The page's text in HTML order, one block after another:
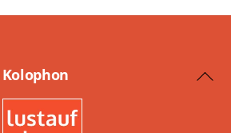
Back
Kolophon